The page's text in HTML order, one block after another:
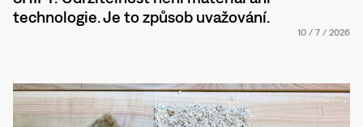
technologie. Je to způsob uvažování.
10 / 7 / 2026